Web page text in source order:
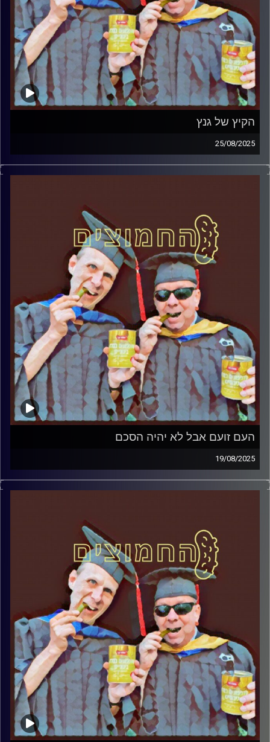
הקיץ של גנץ
25/08/2025
המערכת הפוליטית על ספת הפסיכולוג, עם פרופסור בועז בן-
דוד ופרופסור גלעד הירשברגר
קרדיט תמונות:AudioVersity
העם זועם אבל לא יהיה הסכם
19/08/2025
המערכת הפוליטית על ספת הפסיכולוג, עם פרופסור בועז בן-
דוד ופרופסור גלעד הירשברגר
קרדיט תמונות:AudioVersity